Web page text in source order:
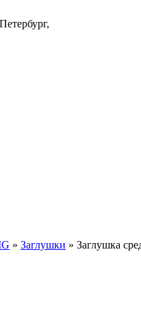
» Заглушки » Заглушка